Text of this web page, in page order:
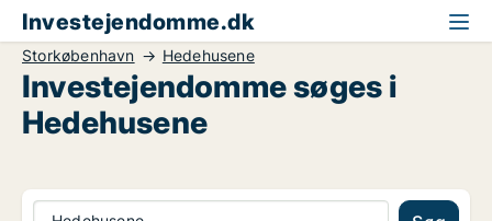
Investejendomme.dk
Storkøbenhavn Hedehusene
Investejendomme søges i
Hedehusene